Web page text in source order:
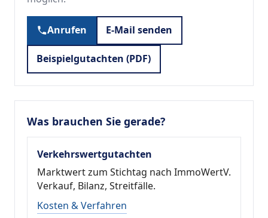
Anrufen E-Mail senden
Beispielgutachten (PDF)
Was brauchen Sie gerade?
Verkehrswertgutachten
Marktwert zum Stichtag nach ImmoWertV.
Verkauf, Bilanz, Streitfälle.
Kosten & Verfahren